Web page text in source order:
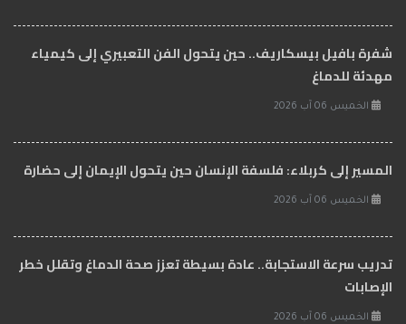
شفرة بافيل بيسكاريف.. حين يتحول الفن التعبيري إلى كيمياء
مهدئة للدماغ
الخميس 06 آب 2026
المسير إلى كربلاء: فلسفة الإنسان حين يتحول الإيمان إلى حضارة
الخميس 06 آب 2026
تدريب سرعة الاستجابة.. عادة بسيطة تعزز صحة الدماغ وتقلل خطر
الإصابات
الخميس 06 آب 2026